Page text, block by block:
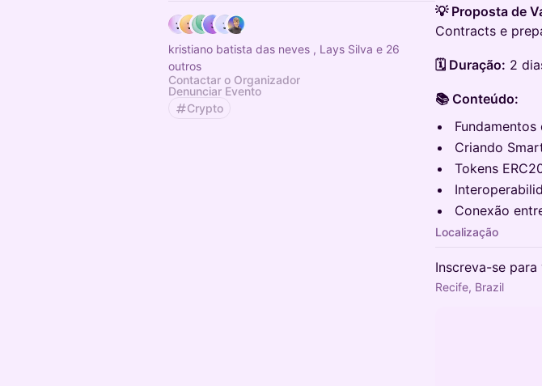
kristiano batista das neves , Lays Silva e 26
outros
Contactar o Organizador
Denunciar Evento
Crypto
💡 Proposta de
Contracts e
🗓️ Duração: 2
📚 Conteúdo:
Criando
Tokens
Conexão
Localização
Inscreva-se
Recife, Brazil